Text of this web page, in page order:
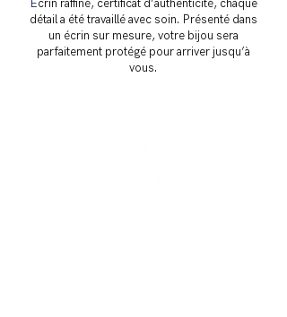
Écrin raffiné, certificat d’authenticité, chaque
détail a été travaillé avec soin. Présenté dans
un écrin sur mesure, votre bijou sera
parfaitement protégé pour arriver jusqu’à
vous.